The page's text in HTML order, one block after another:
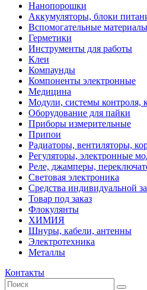
Нанопорошки
Аккумуляторы, блоки
Вспомогательные материалы
Герметики
Инструменты для работы
Клеи
Компаунды
Компоненты электронные
Медицина
Модули, системы контроля,
Оборудование для пайки
Приборы измерительные
Припои
Радиаторы, вентиляторы,
Регуляторы, электронные
Реле, джамперы,
Световая электроника
Средства индивидуальной
Товар под заказ
Флокулянты
ХИМИЯ
Шнуры, кабели, антенны
Электротехника
Металлы
Контакты